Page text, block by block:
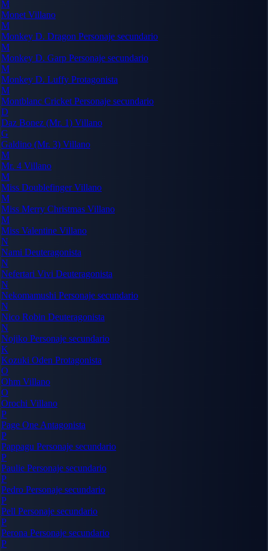
M
Monet Villano
M
Monkey D. Dragon Personaje secundario
M
Monkey D. Garp Personaje secundario
M
Monkey D. Luffy Protagonista
M
Montblanc Cricket Personaje secundario
D
Daz Bonez (Mr. 1) Villano
G
Galdino (Mr. 3) Villano
M
Mr. 4 Villano
M
Miss DoublefingerVillano
M
Miss Merry Christmas Villano
M
Miss Valentine Villano
N
Nami Deuteragonista
N
Nefertari Vivi Deuteragonista
N
Nekomamushi Personaje secundario
N
Nico Robin Deuteragonista
N
Nojiko Personaje secundario
K
Kozuki Oden Protagonista
O
Ohm Villano
O
Orochi Villano
P
Page One Antagonista
P
Pappagu Personaje secundario
P
Paulie Personaje secundario
P
Pedro Personaje secundario
P
Pell Personaje secundario
P
Perona Personaje secundario
P